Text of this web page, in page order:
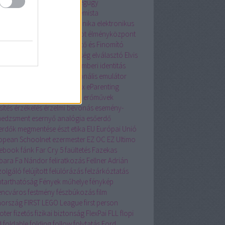
ecosia.org
egészségügy
egyetemista
elektronika elektronikus
Elias robot élményközpont
Első Óbudai Szeszégető és Finomító
elterjedtség elválasztó Elvis
ember-gép
emberi identitás
emocionális emulátor
Enter the Matrix eParenting
erőművek
érzékelésérzelmi bevonás esemény-
esernyő analógia esőerdő
megmentése észt etika EU Európai Unió
Schoolnet ezermester EZ OC EZ Ultimo
fánk Far Cry 5faültetés Fazekas
Fa Nándor feliratkozás Fellner Adrián
felújítottfelülórázásfelzárkóztatás
Fények műhelyefénykép
festmény fészbúkozásfilm
FIRST LEGO Leaguefirst person
fizetősfizikai biztonság FlexPai FLL flopi